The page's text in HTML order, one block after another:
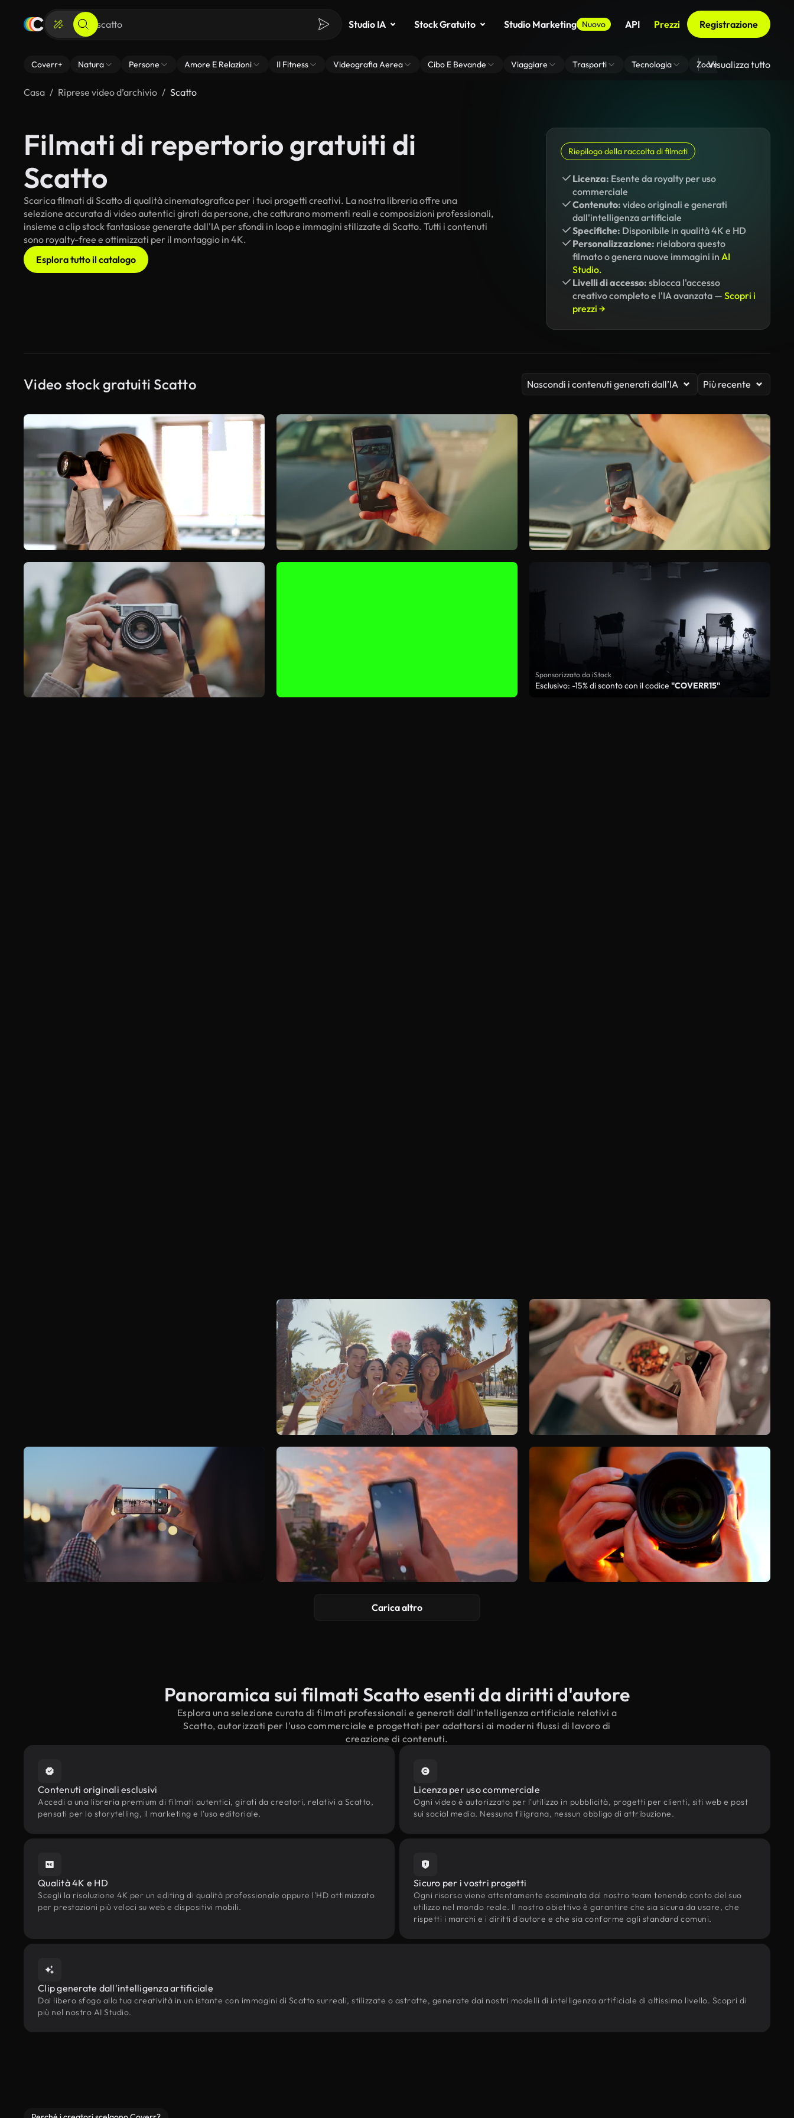
Studio IA Stock Gratuito Studio Marketing Nuovo API Prezzi Registrazione
Coverr+ Natura Persone Amore E Relazioni Il Fitness Videografia Aerea Cibo E Bevande Viaggiare Trasporti Tecnologia Zoom Di Sfondo Virtuale
Visualizza tutto
Casa Riprese video d’archivio Scatto
Filmati di repertorio gratuiti di
Scatto
Scarica filmati di Scatto di qualità cinematografica per i tuoi progetti creativi. La nostra libreria offre una
selezione accurata di video autentici girati da persone, che catturano momenti reali e composizioni professionali,
insieme a clip stock fantasiose generate dall'IA per sfondi in loop e immagini stilizzate di Scatto. Tutti i contenuti
sono royalty-free e ottimizzati per il montaggio in 4K.
Esplora tutto il catalogo
Riepilogo della raccolta di filmati
Licenza: Esente da royalty per uso
commerciale
Contenuto: video originali e generati
dall'intelligenza artificiale
Specifiche: Disponibile in qualità 4K e HD
Personalizzazione: rielabora questo
filmato o genera nuove immagini in AI
Studio.
Livelli di accesso: sblocca l'accesso
creativo completo e l'IA avanzata — Scopri i
prezzi →
Video stock gratuiti Scatto Nascondi i contenuti generati dall’IA Più recente
Sponsorizzato da iStock
Esclusivo: -15% di sconto con il codice "COVERR15"
Carica altro
Panoramica sui filmati Scatto esenti da diritti d'autore
Esplora una selezione curata di filmati professionali e generati dall'intelligenza artificiale relativi a
Scatto, autorizzati per l'uso commerciale e progettati per adattarsi ai moderni flussi di lavoro di
creazione di contenuti.
Contenuti originali esclusivi
Accedi a una libreria premium di filmati autentici, girati da creatori, relativi a Scatto,
pensati per lo storytelling, il marketing e l'uso editoriale.
Licenza per uso commerciale
Ogni video è autorizzato per l'utilizzo in pubblicità, progetti per clienti, siti web e post
sui social media. Nessuna filigrana, nessun obbligo di attribuzione.
Qualità 4K e HD
Scegli la risoluzione 4K per un editing di qualità professionale oppure l'HD ottimizzato
per prestazioni più veloci su web e dispositivi mobili.
Sicuro per i vostri progetti
Ogni risorsa viene attentamente esaminata dal nostro team tenendo conto del suo
utilizzo nel mondo reale. Il nostro obiettivo è garantire che sia sicura da usare, che
rispetti i marchi e i diritti d'autore e che sia conforme agli standard comuni.
Clip generate dall'intelligenza artificiale
Dai libero sfogo alla tua creatività in un istante con immagini di Scatto surreali, stilizzate o astratte, generate dai nostri modelli di intelligenza artificiale di altissimo livello. Scopri di
più nel nostro AI Studio.